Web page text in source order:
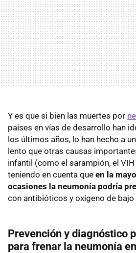
Y es que si bien las muertes por
países en vías de desarrollo han
los últimos años, lo han hecho a
lento que otras causas
infantil (como el sarampión, el
teniendo en cuenta que en la
ocasiones la neumonía podría
con antibióticos y oxígeno de bajo
Prevención y diagnóstico
para frenar la neumonía